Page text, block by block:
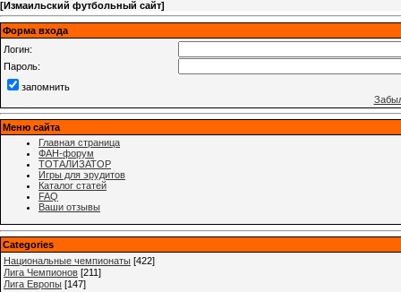
[Измаильский футбольный сайт]
Форма входа
Логин:
Пароль:
запомнить
Меню сайта
Главная страница
ФАН-форум
ТОТАЛИЗАТОР
Игры для эрудитов
Каталог статей
FAQ
Ваши отзывы
Categories
Национальные чемпионаты [422]
Лига Чемпионов [211]
Лига Европы [147]